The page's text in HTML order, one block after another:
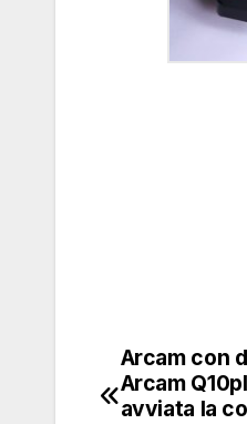
articoli
Arcam con
Arcam
avviata la